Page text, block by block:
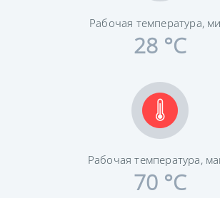
Рабочая температура,
28 °C
Рабочая температура,
70 °C